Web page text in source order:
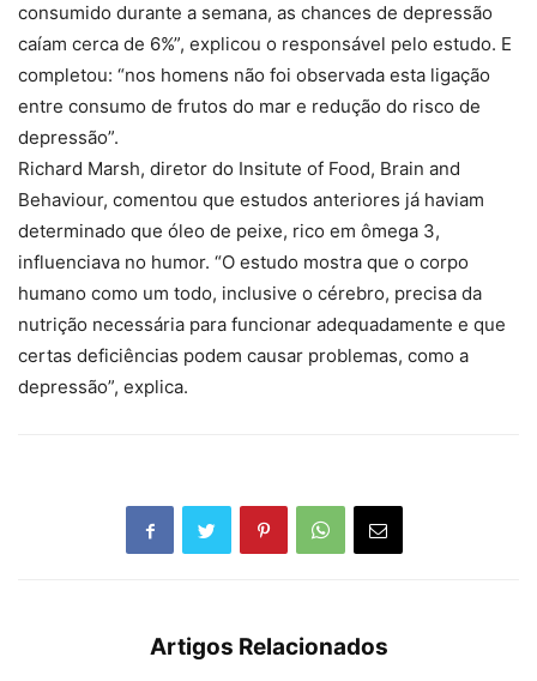
consumido durante a semana, as chances de depressão
caíam cerca de 6%”, explicou o responsável pelo estudo. E
completou: “nos homens não foi observada esta ligação
entre consumo de frutos do mar e redução do risco de
depressão”.
Richard Marsh, diretor do Insitute of Food, Brain and
Behaviour, comentou que estudos anteriores já haviam
determinado que óleo de peixe, rico em ômega 3,
influenciava no humor. “O estudo mostra que o corpo
humano como um todo, inclusive o cérebro, precisa da
nutrição necessária para funcionar adequadamente e que
certas deficiências podem causar problemas, como a
depressão”, explica.
Artigos Relacionados